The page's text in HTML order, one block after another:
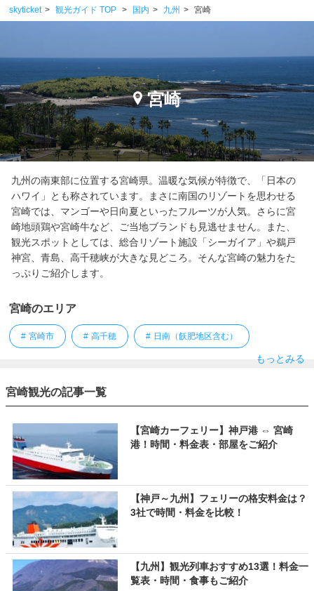
skyticket 観光ガイド TOP 国内 九州 宮崎
宮崎
九州の南東部に位置する宮崎県。温暖な気候が特徴で、「日本の
ハワイ」とも称されています。まさに南国のリゾートを思わせる
宮崎では、マンゴーや日向夏といったフルーツが人気。さらに宮
崎地頭鶏や宮崎牛など、ご当地ブランドも見逃せません。また、
観光スポットとしては、総合リゾート施設「シーガイア」や鵜戸
神宮、青島、高千穂峡が大きな見どころ。そんな宮崎の魅力をた
っぷりご紹介します。
宮崎のエリア
宮崎市 高千穂 日南（飫肥地区含む）
もっとみる
宮崎観光の記事一覧
【宮崎カーフェリー】神戸港 ⇔ 宮崎
港！時間・料金表・部屋をご紹介
【神戸～九州】フェリーの格安料金は？
3社で時間・料金を比較！
【九州】観光列車おすすめ13選！料金一
覧表・時間・食事もご紹介